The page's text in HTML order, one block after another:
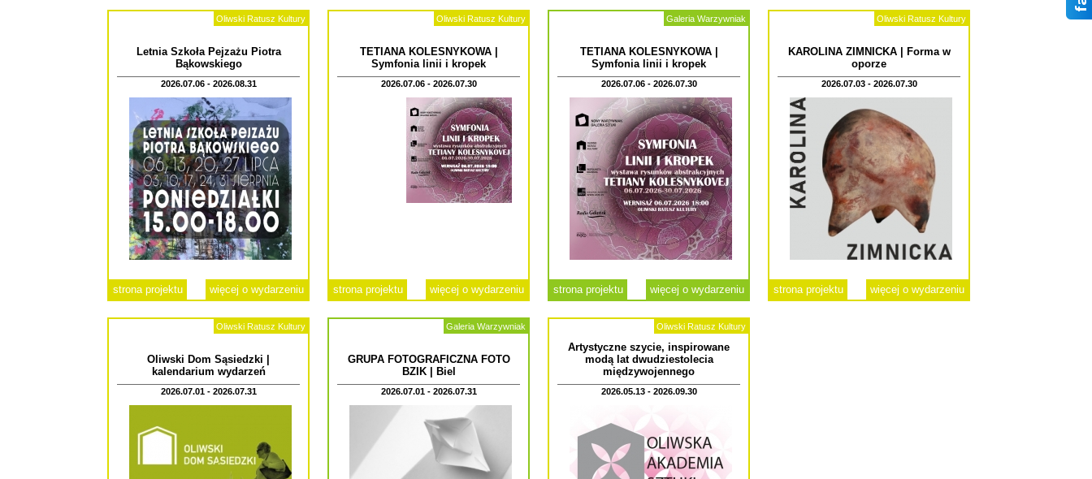
Oliwski Ratusz Kultury
Letnia Szkoła Pejzażu Piotra
Bąkowskiego
2026.07.06 - 2026.08.31
strona projektu więcej o wydarzeniu
Oliwski Ratusz Kultury
TETIANA KOLESNYKOWA |
Symfonia linii i kropek
2026.07.06 - 2026.07.30
strona projektu więcej o wydarzeniu
Galeria Warzywniak
TETIANA KOLESNYKOWA |
Symfonia linii i kropek
2026.07.06 - 2026.07.30
strona projektu więcej o wydarzeniu
Oliwski Ratusz Kultury
KAROLINA ZIMNICKA | Forma w
oporze
2026.07.03 - 2026.07.30
strona projektu więcej o wydarzeniu
Oliwski Ratusz Kultury
Oliwski Dom Sąsiedzki |
kalendarium wydarzeń
2026.07.01 - 2026.07.31
Galeria Warzywniak
GRUPA FOTOGRAFICZNA FOTO
BZIK | Biel
2026.07.01 - 2026.07.31
Oliwski Ratusz Kultury
Artystyczne szycie, inspirowane
modą lat dwudziestolecia
międzywojennego
2026.05.13 - 2026.09.30